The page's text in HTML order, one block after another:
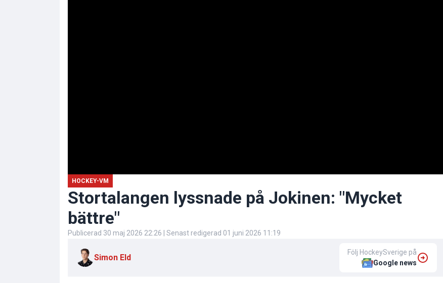
HOCKEY-VM
Stortalangen lyssnade på Jokinen: "Mycket
bättre"
Publicerad 30 maj 2026 22:26 | Senast redigerad 01 juni 2026 11:19
Simon Eld
Följ HockeySverige på
Google news